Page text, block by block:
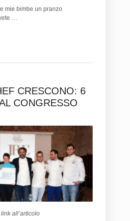
mie bimbe un pranzo
…
CRESCONO: 6
CONGRESSO
all’articolo